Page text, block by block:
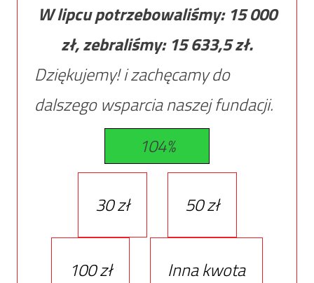
W lipcu potrzebowaliśmy: 15 000
zł, zebraliśmy: 15 633,5zł.
Dziękujemy! i zachęcamy do
dalszego wsparcia naszej fundacji.
104%
30 zł 50 zł
100 zł
Inna kwota